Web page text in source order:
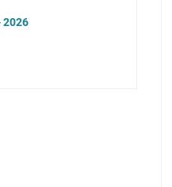
2026